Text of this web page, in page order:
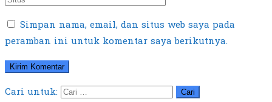
Simpan nama, email, dan situs web saya pada
peramban ini untuk komentar saya berikutnya.
Cari untuk: